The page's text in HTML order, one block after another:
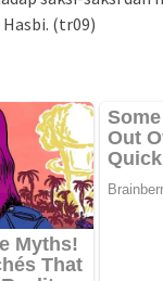
(tr09)